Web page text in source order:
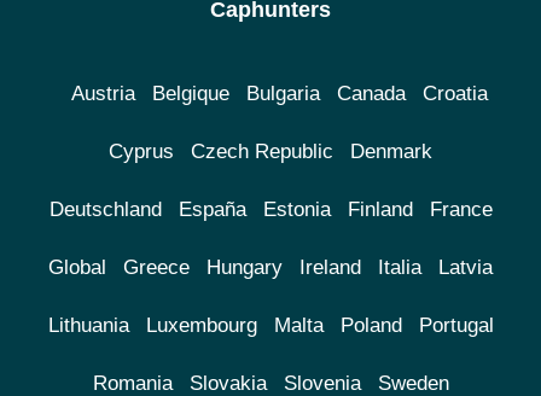
Caphunters
Austria Belgique Bulgaria Canada Croatia
Cyprus Czech Republic Denmark
Deutschland España Estonia Finland France
Global Greece Hungary Ireland Italia Latvia
Lithuania Luxembourg Malta Poland Portugal
Romania Slovakia Slovenia Sweden